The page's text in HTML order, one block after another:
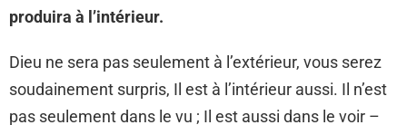
produira à l’intérieur.
Dieu ne sera pas seulement à l’extérieur, vous serez
soudainement surpris, Il est à l’intérieur aussi. Il n’est
pas seulement dans le vu ; Il est aussi dans le voir –